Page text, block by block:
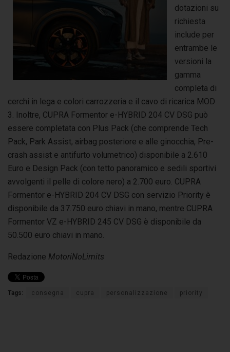
dotazioni su
richiesta
include per
entrambe le
versioni la
gamma
completa di
cerchi in lega e colori carrozzeria e il cavo di ricarica MOD
3. Inoltre, CUPRA Formentor e-HYBRID 204 CV DSG può
essere completata con Plus Pack (che comprende Tech
Pack, Park Assist, airbag posteriore e alle ginocchia, Pre-
crash assist e antifurto volumetrico) disponibile a 2.610
Euro e Design Pack (con tetto panoramico e sedili sportivi
avvolgenti il pelle di colore nero) a 2.700 euro. CUPRA
Formentor e-HYBRID 204 CV DSG con servizio Priority è
disponibile da 37.750 euro chiavi in mano, mentre CUPRA
Formentor VZ e-HYBRID 245 CV DSG è disponibile da
50.500 euro chiavi in mano.
Redazione MotoriNoLimits
Tags: consegna cupra personalizzazione priority